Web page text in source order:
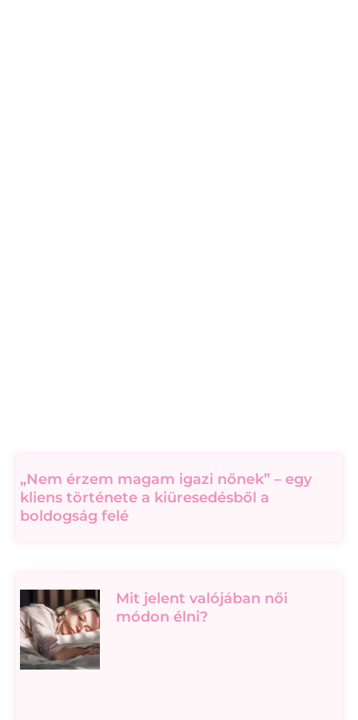
„Nem érzem magam igazi nőnek” – egy
kliens története a kiüresedésből a
boldogság felé
Mit jelent valójában női
módon élni?